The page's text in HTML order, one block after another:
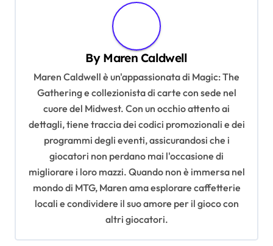
By Maren Caldwell
Maren Caldwell è un'appassionata di Magic: The
Gathering e collezionista di carte con sede nel
cuore del Midwest. Con un occhio attento ai
dettagli, tiene traccia dei codici promozionali e dei
programmi degli eventi, assicurandosi che i
giocatori non perdano mai l'occasione di
migliorare i loro mazzi. Quando non è immersa nel
mondo di MTG, Maren ama esplorare caffetterie
locali e condividere il suo amore per il gioco con
altri giocatori.